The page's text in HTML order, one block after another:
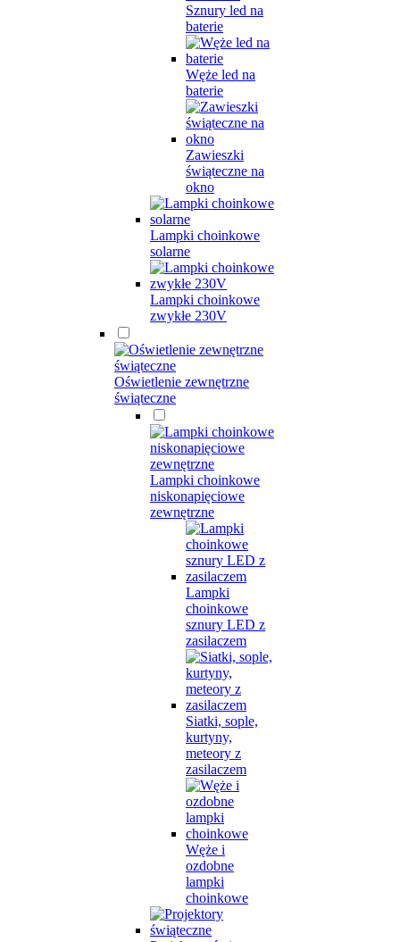
Sznury led na
baterie
Węże led na
baterie
Zawieszki
świąteczne na
okno
Lampki choinkowe
solarne
Lampki choinkowe
zwykłe 230V
Oświetlenie zewnętrzne
świąteczne
Lampki choinkowe
niskonapięciowe
zewnętrzne
Lampki
choinkowe
sznury LED z
zasilaczem
Siatki, sople,
kurtyny,
meteory z
zasilaczem
Węże i
ozdobne
lampki
choinkowe